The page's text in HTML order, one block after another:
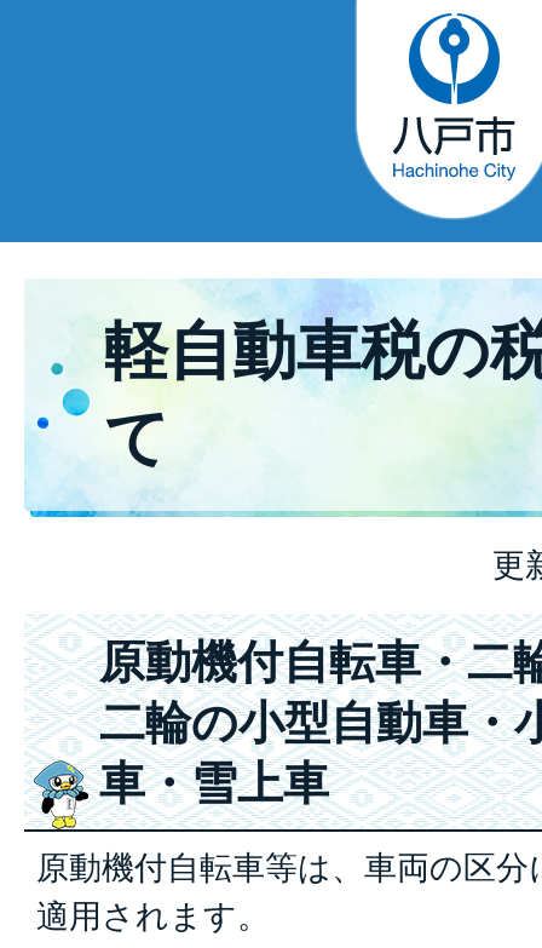
軽自動車税の
て
更
原動機付自転車・二
二輪の小型自動車・
車・雪上車
原動機付自転車等は、車両の区
適用されます。